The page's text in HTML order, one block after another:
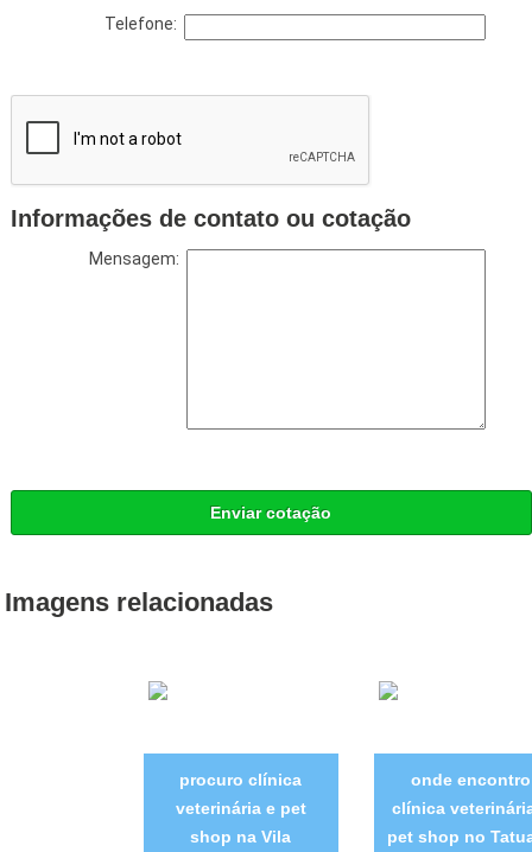
Telefone:
Informações de contato ou cotação
Mensagem:
Enviar cotação
Imagens relacionadas
procuro clínica
veterinária e pet
shop na Vila
onde encontro
clínica
pet shop no